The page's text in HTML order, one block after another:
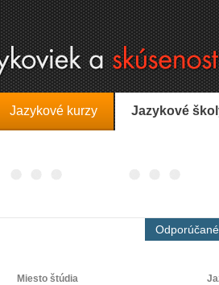
Jazykové kurzy Jazykové
Miesto štúdia